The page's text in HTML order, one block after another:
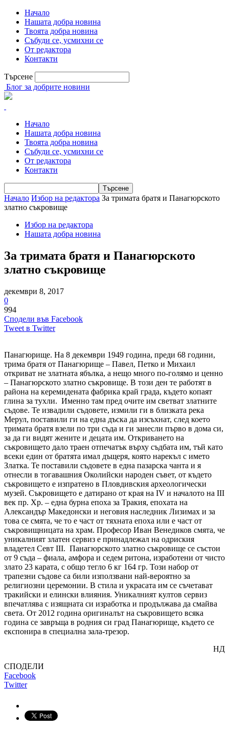
Начало
Нашата добра новина
Твоята добра новина
Събуди се, усмихни се
От редактора
Контакти
Търсене
Блог за добрите новини
Начало
Нашата добра новина
Твоята добра новина
Събуди се, усмихни се
От редактора
Контакти
Начало Избор на редактора За тримата братя и Панагюрското
златно съкровище
Избор на редактора
Нашата добра новина
За тримата братя и Панагюрското
златно съкровище
декември 8, 2017
0
994
Сподели във Facebook
Tweet в Twitter
Панагюрище. На 8 декември 1949 година, преди 68 години,
трима братя от Панагюрище – Павел, Петко и Михаил
откриват не златната ябълка, а нещо много по-голямо и ценно
– Панагюрското златно съкровище. В този ден те работят в
района на керемидената фабрика край града, където копаят
глина за тухли. Именно там пред очите им светват златните
съдове. Те извадили съдовете, измили ги в близката река
Мерул, поставили ги на една дъска да изсъхнат, след което
тримата братя взели по три съда и ги занесли първо в дома си,
за да ги видят жените и децата им. Откриването на
съкровището дало траен отпечатък върху съдбата им, тъй като
всеки един от братята имал дъщеря, която нарекъл с името
Златка. Те поставили съдовете в една пазарска чанта и я
отнесли в тогавашния Околийски народен съвет, от където
съкровището е изпратено в Пловдивския археологически
музей. Съкровището е датирано от края на ІV и началото на ІІІ
век пр. Хр. – една бурна епоха за Тракия, епохата на
Александър Македонски и неговия наследник Лизимах и за
това се смята, че то е част от тяхната епоха или е част от
съкровищницата на храм. Професор Иван Венедиков смята, че
уникалният златен сервиз е принадлежал на одриския
владетел Севт III. Панагюрското златно съкровище се състои
от 9 съда – фиала, амфора и седем ритона, изработени от чисто
злато 23 карата, с общо тегло 6 кг 164 гр. Този набор от
трапезни съдове са били използвани най-вероятно за
религиозни церемонии. В стила и украсата им се съчетават
тракийски и елински влияния. Уникалният култов сервиз
впечатлява с изящната си изработка и продължава да смайва
света. От 2012 година оригиналът на съкровището всяка
година се завръща в родния си град Панагюрище, където се
експонира в специална зала-трезор.
НД
СПОДЕЛИ
Facebook
Twitter